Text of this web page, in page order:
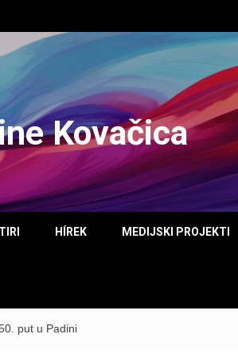
Kovačica
HÍREK MEDIJSKI PROJEKTI
put u Padini